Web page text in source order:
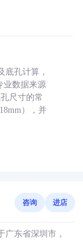
底孔计算，
业数据来源
尺寸的常
），并
咨询 进店
广东省深圳市，